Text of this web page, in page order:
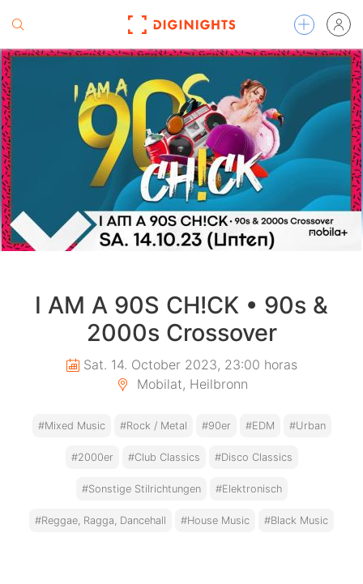
I AM A 90S CH!CK • 90s &
2000s Crossover
Sat. 14. October 2023, 23:00 horas
Mobilat, Heilbronn
#Mixed Music #Rock / Metal #90er #EDM #Urban
#2000er #Club Classics #Disco Classics
#Sonstige Stilrichtungen #Elektronisch
#Reggae, Ragga, Dancehall #House Music #Black Music